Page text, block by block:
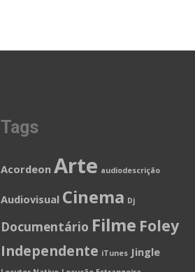
Tags
Acordeon Arte audiodescrição
Audiovisual Cinema Dj
Documentário Filme Foley
Independente iTunes Jingle